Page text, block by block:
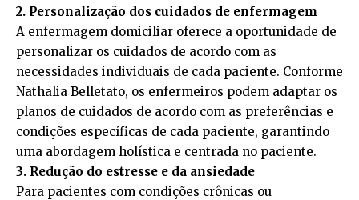
2. Personalização dos cuidados de enfermagem
A enfermagem domiciliar oferece a oportunidade de
personalizar os cuidados de acordo com as
necessidades individuais de cada paciente. Conforme
Nathalia Belletato, os enfermeiros podem adaptar os
planos de cuidados de acordo com as preferências e
condições específicas de cada paciente, garantindo
uma abordagem holística e centrada no paciente.
3. Redução do estresse e da ansiedade
Para pacientes com condições crônicas ou